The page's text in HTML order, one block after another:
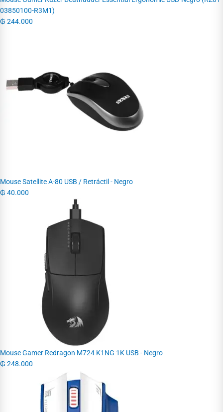
03850100-R3M1)
₲ 244.000
Mouse Satellite A-80 USB / Retráctil - Negro
₲ 40.000
Mouse Gamer Redragon M724 K1NG 1K USB - Negro
₲ 248.000